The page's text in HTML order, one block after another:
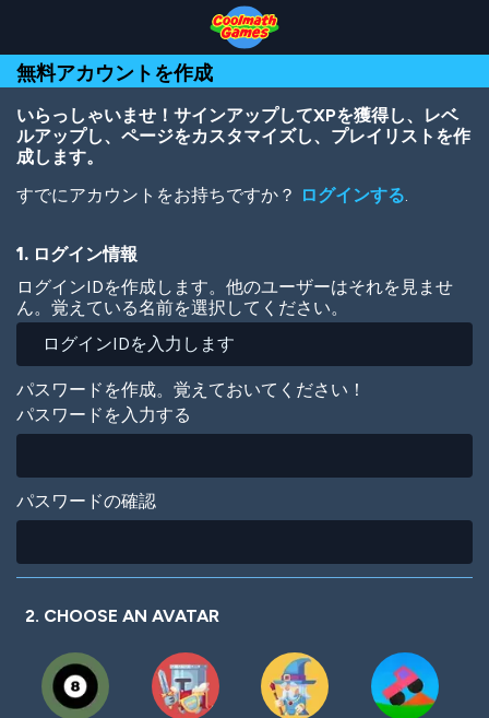
Top
of
Page
Navigation
Main
Content
Footer
ン
コ
ン
移
無料アカウントを作成
いらっしゃいませ！サインアップしてXPを獲得し、レベ
ルアップし、ページをカスタマイズし、プレイリストを作
成します。
すでにアカウントをお持ちですか？ ログインする.
1. ログイン情報
ログインIDを作成します。他のユーザーはそれを見ませ
ん。覚えている名前を選択してください。
パスワードを作成。覚えておいてください！
パスワードを入力する
パスワードの確認
2. CHOOSE AN AVATAR